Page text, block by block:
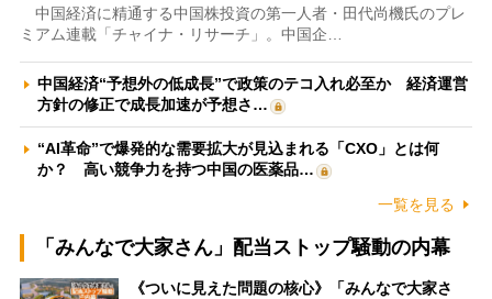
中国経済に精通する中国株投資の第一人者・田代尚機氏のプレ
ミアム連載「チャイナ・リサーチ」。中国企…
中国経済“予想外の低成長”で政策のテコ入れ必至か 経済運営
方針の修正で成長加速が予想さ…
“AI革命”で爆発的な需要拡大が見込まれる「CXO」とは何
か？ 高い競争力を持つ中国の医薬品…
一覧を見る
「みんなで大家さん」配当ストップ騒動の内幕
《ついに見えた問題の核心》「みんなで大家さ